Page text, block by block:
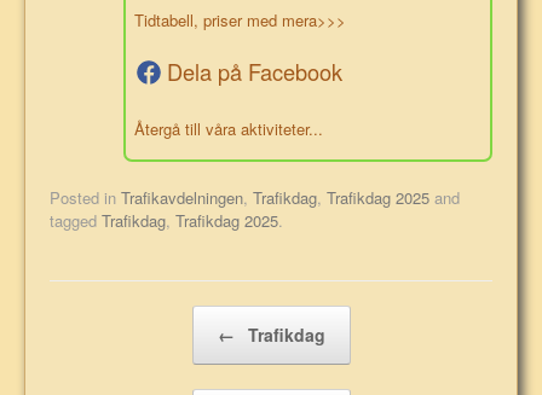
Tidtabell, priser med mera>>>
Dela på Facebook
Återgå till våra aktiviteter...
Posted in Trafikavdelningen, Trafikdag, Trafikdag 2025 and
tagged Trafikdag, Trafikdag 2025.
← Trafikdag